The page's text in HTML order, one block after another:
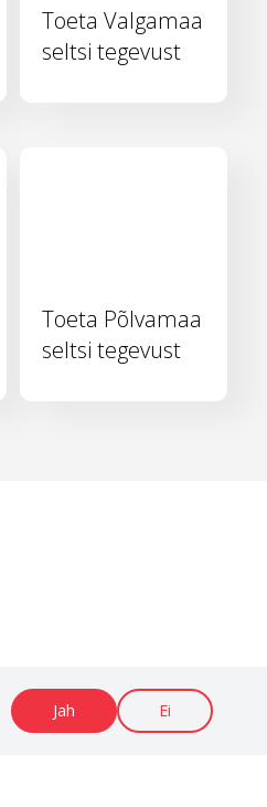
Jah Ei
Toeta Valgamaa
seltsi tegevust
Toeta Põlvamaa
seltsi tegevust